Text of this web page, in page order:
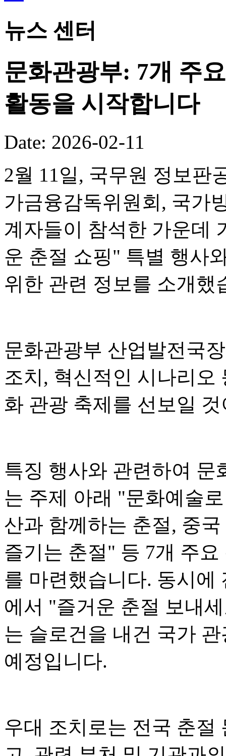
뉴스 센터
문화관광부: 7개 주
활동을 시작합니다
Date: 2026-02-11
2월 11일, 국무원 정보판
가금융감독위원회, 국가
계자들이 참석한 가운데
운 춘절 쇼핑" 특별 행사
위한 관련 정보를 소개했
문화관광부 산업발전국
조치, 혁신적인 시나리오
화 관광 축제를 선보일
특징 행사와 관련하여
는 주제 아래 "문화예술
산과 함께하는 춘절, 중
즐기는 춘절" 등 7개 주
를 마련했습니다. 동시에
에서 "즐거운 춘절 보내
는 슬로건을 내건 국가
예정입니다.
우대 조치로는 전국 춘절